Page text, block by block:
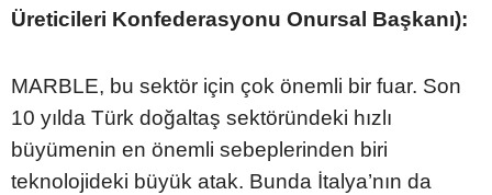
Üreticileri Konfederasyonu Onursal Başkanı):
MARBLE, bu sektör için çok önemli bir fuar. Son
10 yılda Türk doğaltaş sektöründeki hızlı
büyümenin en önemli sebeplerinden biri
teknolojideki büyük atak. Bunda İtalya’nın da